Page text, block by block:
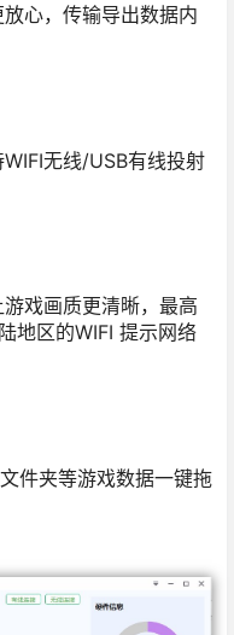
心，传输导出数据内
无线/USB有线投射
戏画质更清晰，最高
地区的WIFI 提示网络
件夹等游戏数据一键拖